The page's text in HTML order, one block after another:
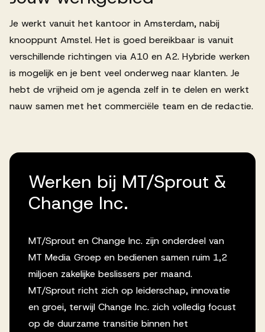
Je werkt vanuit het kantoor in Amsterdam, nabij
knooppunt Amstel. Het is goed bereikbaar is vanuit
verschillende richtingen via A10 en A2. Hybride werken
is mogelijk en je bent veel onderweg naar klanten. Je
hebt de vrijheid om je agenda zelf in te delen en werkt
nauw samen met het commerciële team en de redactie.
Werken bij MT/Sprout &
Change Inc.
MT/Sprout en Change Inc. zijn onderdeel van
MT Media Groep en bedienen samen ruim 1,2
miljoen zakelijke beslissers per maand.
MT/Sprout richt zich op leiderschap, innovatie
en groei, terwijl Change Inc. zich volledig focust
op de duurzame transitie binnen het